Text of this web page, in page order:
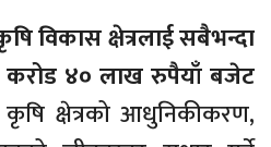
विकास क्षेत्रलाई सबैभन्दा
करोड ४० लाख रुपैयाँ बजेट
क्षेत्रको आधुनिकीकरण,